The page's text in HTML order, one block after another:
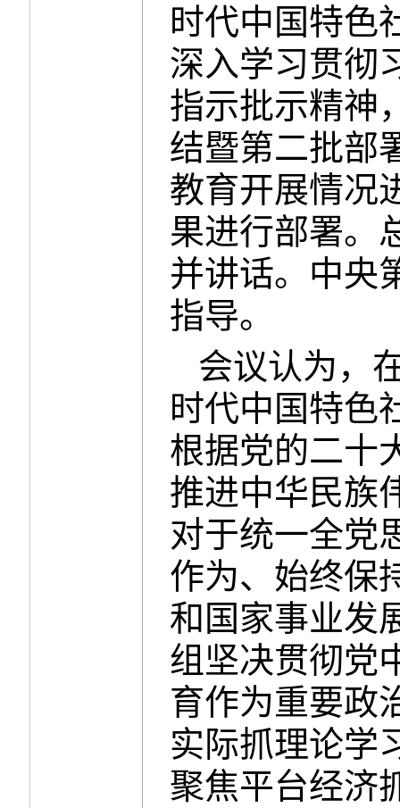
时代中国特色
深入学习贯彻
指示批示精神
结暨第二批部
教育开展情况
果进行部署。
并讲话。中央
指导。
会议认为，
时代中国特色
根据党的二十
推进中华民族
对于统一全党
作为、始终保
和国家事业发
组坚决贯彻党
育作为重要政
实际抓理论学
聚焦平台经济